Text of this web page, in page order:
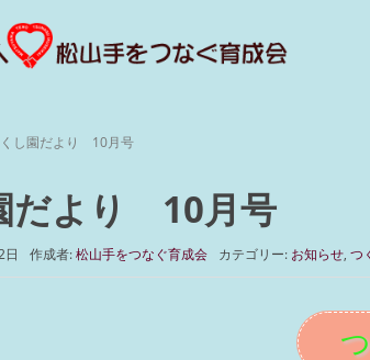
し園だより 10月号
だより 10月号
日 作成者:松山手をつなぐ育成会 カテゴリー: お知らせ, つ